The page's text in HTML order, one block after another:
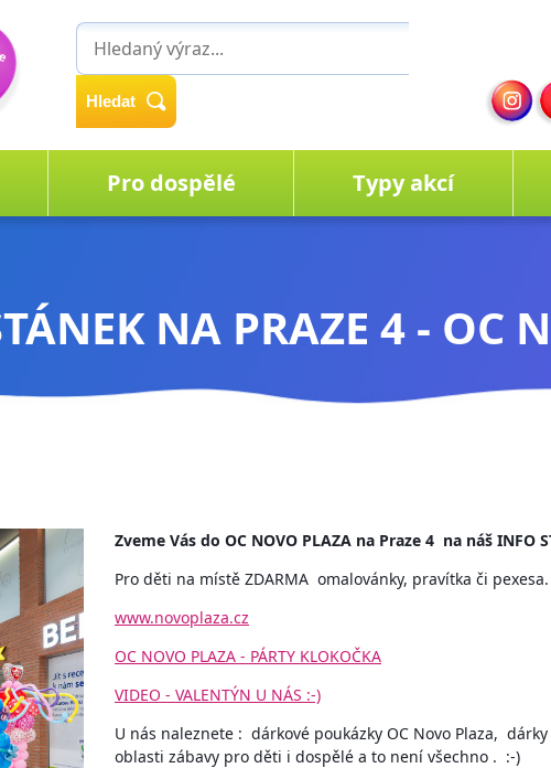
Hledat
Pro dospělé Typy akcí
NA PRAZE 4 - OC
Zveme Vás do OC NOVO PLAZA na Praze 4 na náš INFO
Pro děti na místě ZDARMA omalovánky, pravítka či pexesa.
www.novoplaza.cz
OC NOVO PLAZA - PÁRTY KLOKOČKA
VIDEO - VALENTÝN U NÁS :-)
U nás naleznete : dárkové poukázky OC Novo Plaza,
oblasti zábavy pro děti i dospělé a to není všechno . :-)